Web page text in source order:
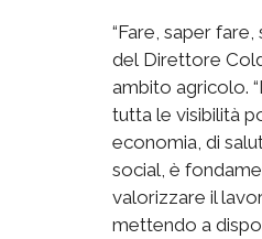
“Fare, saper
del Direttore
ambito agricolo.
tutta le visibilità
economia, di
social, è
valorizzare il
mettendo a